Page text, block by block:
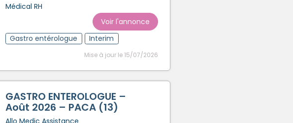
Médical RH
Voir l'annonce
Gastro entérologue
Interim
Mise à jour le 15/07/2026
GASTRO ENTEROLOGUE –
Août 2026 – PACA (13)
Allo Medic Assistance